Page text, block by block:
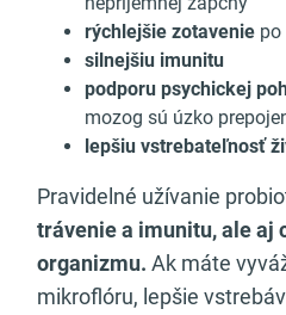
rýchlejšie zotavenie
silnejšiu imunitu
podporu psychickej
mozog sú úzko
lepšiu vstrebateľnosť
Pravidelné užívanie
trávenie a imunitu, ale aj
organizmu. Ak máte
mikroflóru, lepšie